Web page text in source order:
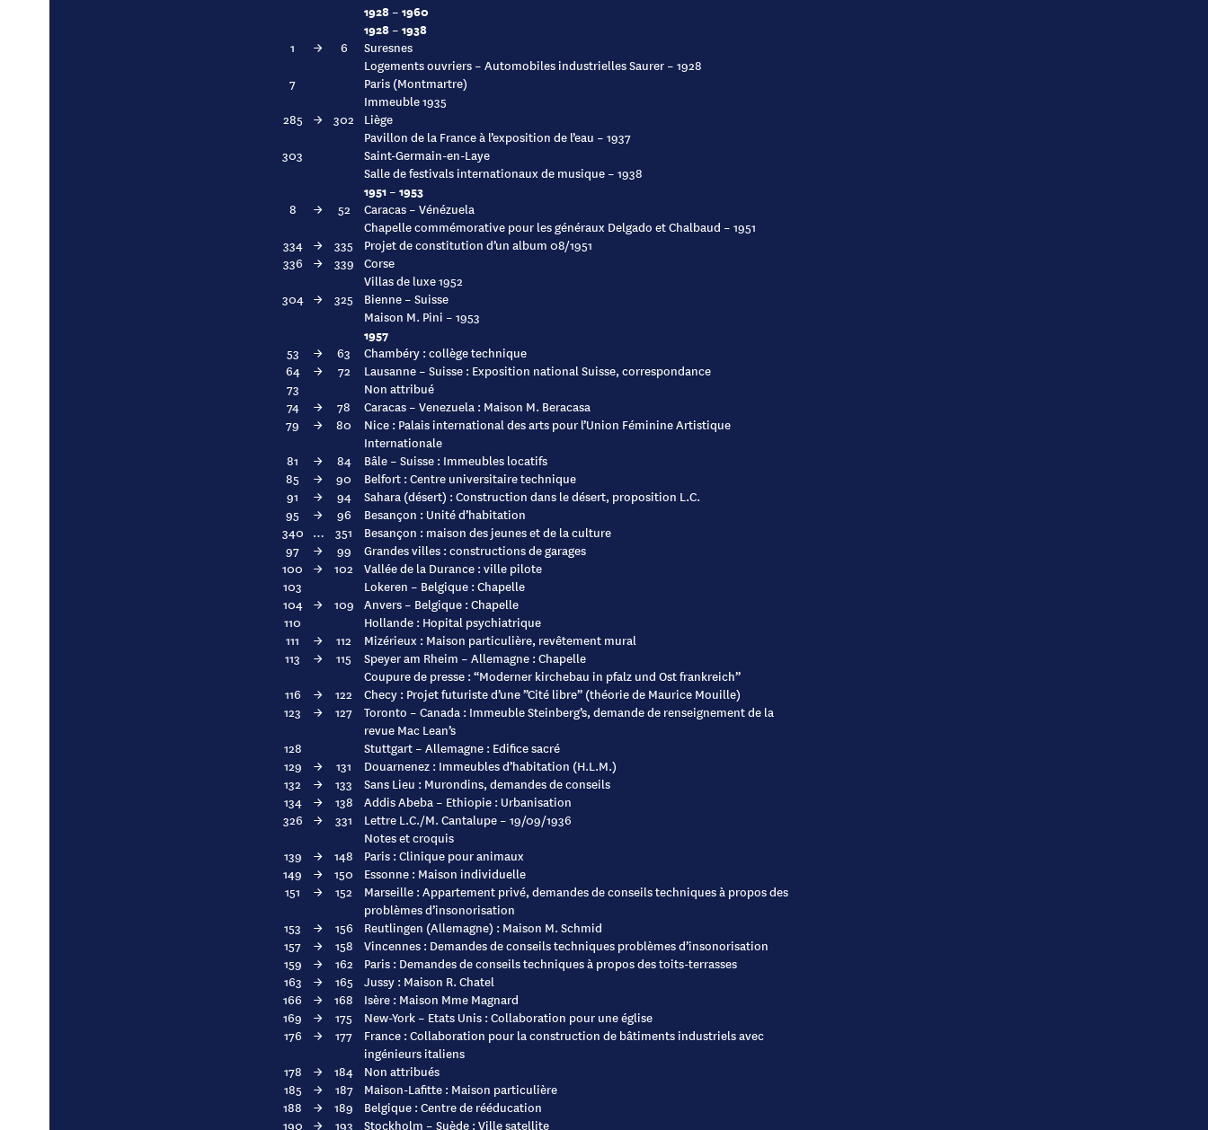
1928 – 1960
1928 – 1938
1 → 6
Suresnes
Logements ouvriers – Automobiles industrielles Saurer – 1928
7
Paris (Montmartre)
Immeuble 1935
285
→ 302 Liège
Pavillon de la France à l’exposition de l’eau – 1937
303
Saint-Germain-en-Laye
Salle de festivals internationaux de musique – 1938
1951 – 1953
8 → 52
Caracas – Vénézuela
Chapelle commémorative pour les généraux Delgado et Chalbaud – 1951
334
→ 335
Projet de constitution d’un album 08/1951
336
→ 339 Corse
Villas de luxe 1952
304 → 325
Bienne – Suisse
Maison M. Pini – 1953
1957
53 → 63
Chambéry : collège technique
64
→ 72
Lausanne – Suisse : Exposition national Suisse, correspondance
73
Non attribué
74
→ 78
Caracas – Venezuela : Maison M. Beracasa
79
→ 80
Nice : Palais international des arts pour l’Union Féminine Artistique
Internationale
81
→ 84
Bâle – Suisse : Immeubles locatifs
85
→ 90
Belfort : Centre universitaire technique
91
→ 94
Sahara (désert) : Construction dans le désert, proposition L.C.
95
→ 96
Besançon : Unité d’habitation
340 … 351
Besançon : maison des jeunes et de la culture
97
→ 99
Grandes villes : constructions de garages
100
→ 102 Vallée de la Durance : ville pilote
103
Lokeren – Belgique : Chapelle
104
→ 109 Anvers – Belgique : Chapelle
110
Hollande : Hopital psychiatrique
111
→ 112
Mizérieux : Maison particulière, revêtement mural
113
→ 115
Speyer am Rheim – Allemagne : Chapelle
Coupure de presse : “Moderner kirchebau in pfalz und Ost frankreich”
116
→ 122
Checy : Projet futuriste d’une ”Cité libre” (théorie de Maurice Mouille)
123
→ 127
Toronto – Canada : Immeuble Steinberg’s, demande de renseignement de la
revue Mac Lean’s
128
Stuttgart – Allemagne : Edifice sacré
129
→ 131
Douarnenez : Immeubles d’habitation (H.L.M.)
132
→ 133
Sans Lieu : Murondins, demandes de conseils
134
→ 138
Addis Abeba – Ethiopie : Urbanisation
326
→ 331
Lettre L.C./M. Cantalupe – 19/09/1936
Notes et croquis
139
→ 148
Paris : Clinique pour animaux
149
→ 150
Essonne : Maison individuelle
151
→ 152
Marseille : Appartement privé, demandes de conseils techniques à propos des
problèmes d’insonorisation
153
→ 156
Reutlingen (Allemagne) : Maison M. Schmid
157
→ 158
Vincennes : Demandes de conseils techniques problèmes d’insonorisation
159
→ 162
Paris : Demandes de conseils techniques à propos des toits-terrasses
163
→ 165
Jussy : Maison R. Chatel
166
→ 168
Isère : Maison Mme Magnard
169
→ 175
New-York – Etats Unis : Collaboration pour une église
176
→ 177
France : Collaboration pour la construction de bâtiments industriels avec
ingénieurs italiens
178
→ 184
Non attribués
185
→ 187
Maison-Lafitte : Maison particulière
188
→ 189
Belgique : Centre de rééducation
190
→ 193
Stockholm – Suède : Ville satellite